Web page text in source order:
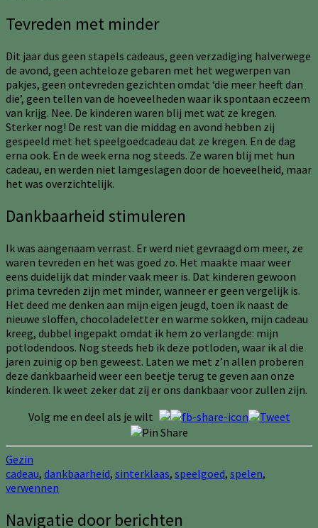
Tevreden met minder
Dit jaar dus geen stapels cadeaus, geen verzadiging halverwege
de avond, geen achteloze gebaren met het wegwerpen van
pakjes, geen ontevreden gezichten omdat ‘die meer heeft dan
die’, geen tellen van de hoeveelheden waar ik spontaan eczeem
van krijg. Nee. De kinderen waren blij met wat ze kregen.
Sterker nog! De rest van die middag en avond hebben zij
gespeeld met het speelgoedcadeau dat ze kregen. En de dag
erna ook. En de week erna nog steeds. Ze waren blij met hun
cadeau, en werden niet lamgeslagen door de hoeveelheid, maar
het was overzichtelijk.
Dankbaarheid stimuleren
Ik was aangenaam verrast. Er werd niet gevraagd om meer, ze
waren tevreden en het was goed zo. Het maakte maar weer
eens duidelijk dat minder vaak meer is. Dat kinderen gewoon
prima tevreden zijn met minder, wanneer er geen vergelijk is.
Het deed me denken aan mijn eigen jeugd, toen ik naast de
nieuwe sloffen, chocoladeletter en warme sokken, mijn cadeau
kreeg, dubbel ingepakt omdat ik hem zo verlangde: mijn
potlodendoos. Nog steeds heb ik deze potloden, waar ik al die
jaren zuinig op ben geweest. Laten we met z’n allen proberen
deze dankbaarheid weer een beetje terug te geven aan onze
kinderen. Ik weet zeker dat zij er ons dankbaar voor zullen zijn.
Volg me en deel als je wilt
Gezin
cadeau, dankbaarheid, sinterklaas, speelgoed, spelen,
verwennen
Navigatie door berichten